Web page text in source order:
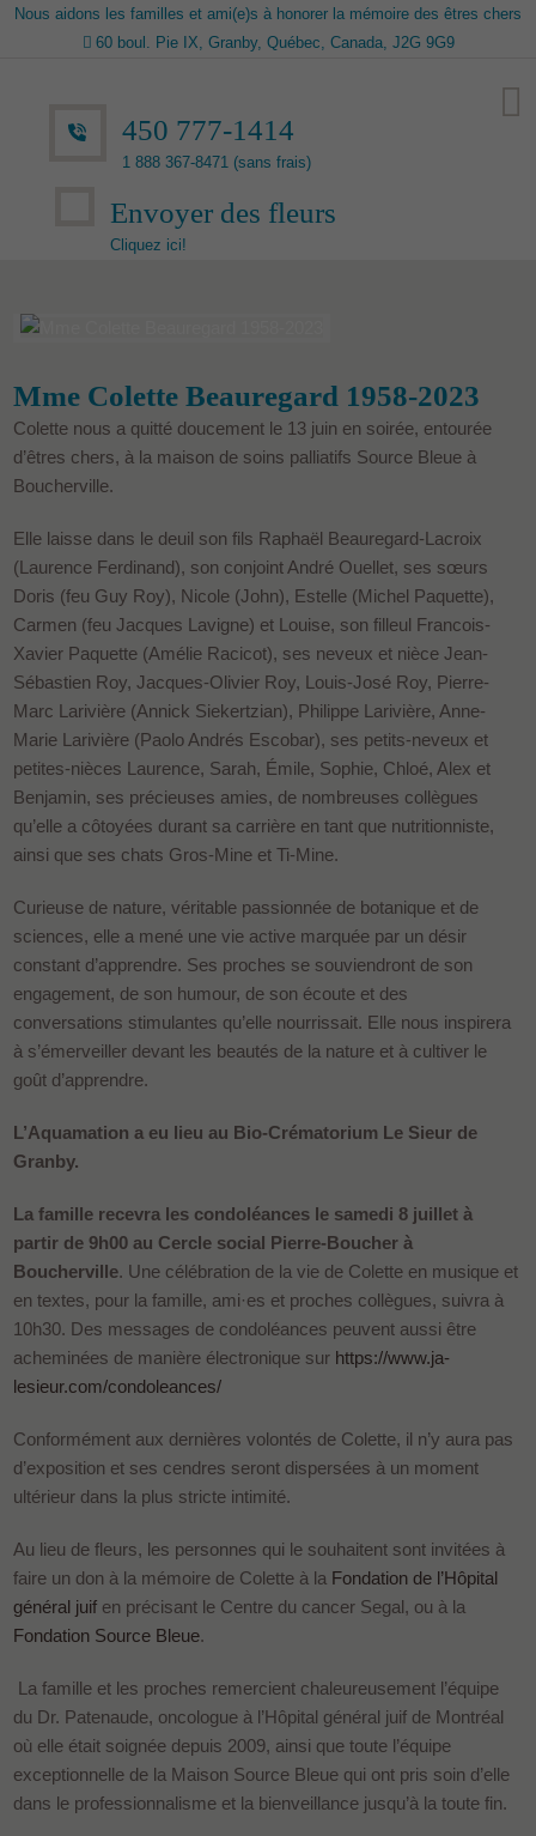
Nous aidons les familles et ami(e)s à honorer la mémoire des êtres chers
60 boul. Pie IX, Granby, Québec, Canada, J2G 9G9
450 777-1414
1 888 367-8471 (sans frais)
Envoyer des fleurs
Cliquez ici!
Mme Colette Beauregard 1958-2023
Colette nous a quitté doucement le 13 juin en soirée, entourée
d’êtres chers, à la maison de soins palliatifs Source Bleue à
Boucherville.
Elle laisse dans le deuil son fils Raphaël Beauregard-Lacroix
(Laurence Ferdinand), son conjoint André Ouellet, ses sœurs
Doris (feu Guy Roy), Nicole (John), Estelle (Michel Paquette),
Carmen (feu Jacques Lavigne) et Louise, son filleul Francois-
Xavier Paquette (Amélie Racicot), ses neveux et nièce Jean-
Sébastien Roy, Jacques-Olivier Roy, Louis-José Roy, Pierre-
Marc Larivière (Annick Siekertzian), Philippe Larivière, Anne-
Marie Larivière (Paolo Andrés Escobar), ses petits-neveux et
petites-nièces Laurence, Sarah, Émile, Sophie, Chloé, Alex et
Benjamin, ses précieuses amies, de nombreuses collègues
qu’elle a côtoyées durant sa carrière en tant que nutritionniste,
ainsi que ses chats Gros-Mine et Ti-Mine.
Curieuse de nature, véritable passionnée de botanique et de
sciences, elle a mené une vie active marquée par un désir
constant d’apprendre. Ses proches se souviendront de son
engagement, de son humour, de son écoute et des
conversations stimulantes qu’elle nourrissait. Elle nous inspirera
à s’émerveiller devant les beautés de la nature et à cultiver le
goût d’apprendre.
L’Aquamation a eu lieu au Bio-Crématorium Le Sieur de
Granby.
La famille recevra les condoléances le samedi 8 juillet à
partir de 9h00 au Cercle social Pierre-Boucher à
Boucherville. Une célébration de la vie de Colette en musique et
en textes, pour la famille, ami·es et proches collègues, suivra à
10h30. Des messages de condoléances peuvent aussi être
acheminées de manière électronique sur https://www.ja-
lesieur.com/condoleances/
Conformément aux dernières volontés de Colette, il n’y aura pas
d’exposition et ses cendres seront dispersées à un moment
ultérieur dans la plus stricte intimité.
Au lieu de fleurs, les personnes qui le souhaitent sont invitées à
faire un don à la mémoire de Colette à la Fondation de l’Hôpital
général juif en précisant le Centre du cancer Segal, ou à la
Fondation Source Bleue.
La famille et les proches remercient chaleureusement l’équipe
du Dr. Patenaude, oncologue à l’Hôpital général juif de Montréal
où elle était soignée depuis 2009, ainsi que toute l’équipe
exceptionnelle de la Maison Source Bleue qui ont pris soin d’elle
dans le professionnalisme et la bienveillance jusqu’à la toute fin.